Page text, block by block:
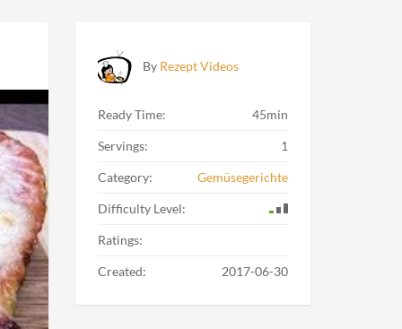
By Rezept Videos
Ready Time: 45min
Servings: 1
Category: Gemüsegerichte
Difficulty Level:
Ratings:
Created: 2017-06-30